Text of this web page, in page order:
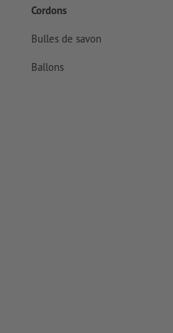
Cordons
Bulles de savon
Ballons